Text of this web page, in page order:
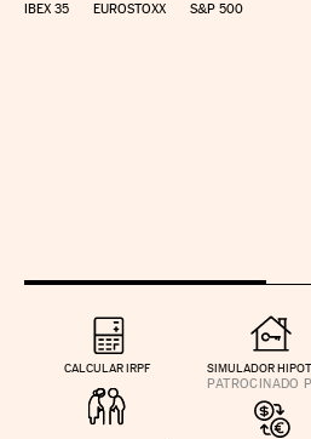
IBEX 35 EUROSTOXX S&P 500
CALCULAR IRPF SIMULADOR